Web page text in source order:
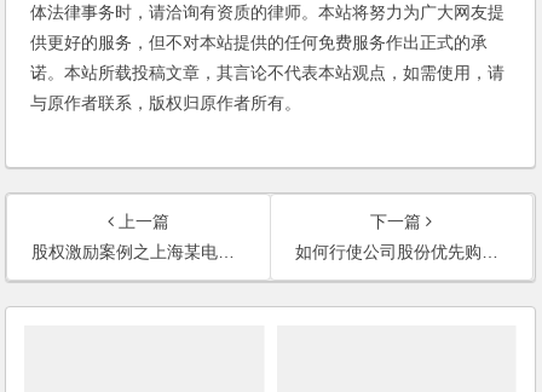
体法律事务时，请洽询有资质的律师。本站将努力为广大网友提
供更好的服务，但不对本站提供的任何免费服务作出正式的承
诺。本站所载投稿文章，其言论不代表本站观点，如需使用，请
与原作者联系，版权归原作者所有。
上一篇
股权激励案例之上海某电子商务有限公司长期激励机制方案设计服务
下一篇
如何行使公司股份优先购买权(2005)